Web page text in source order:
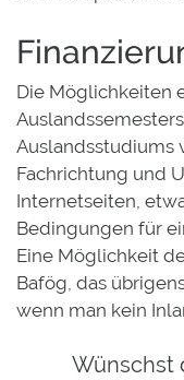
Die Möglichkeiten
Auslandsstudiums
Fachrichtung und
Internetseiten,
Bedingungen für
Eine Möglichkeit
Bafög, das
wenn man kein
Wünschst